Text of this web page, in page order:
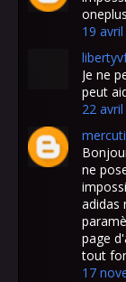
19
Je ne
peut
22
ne
adidas
page
tout
17